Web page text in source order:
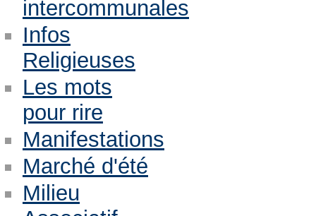
intercommunales
Infos
Religieuses
Les mots
pour rire
Manifestations
Marché d'été
Milieu